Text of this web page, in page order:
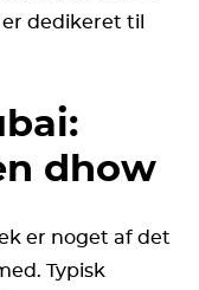
er dedikeret til
dhow
er noget af det
Typisk